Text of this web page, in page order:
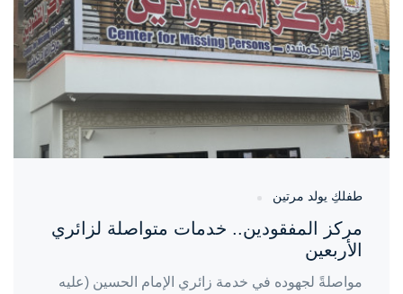
طفلكِ يولد مرتين
مركز المفقودين.. خدمات متواصلة لزائري
الأربعين
مواصلةً لجهوده في خدمة زائري الإمام الحسين (عليه